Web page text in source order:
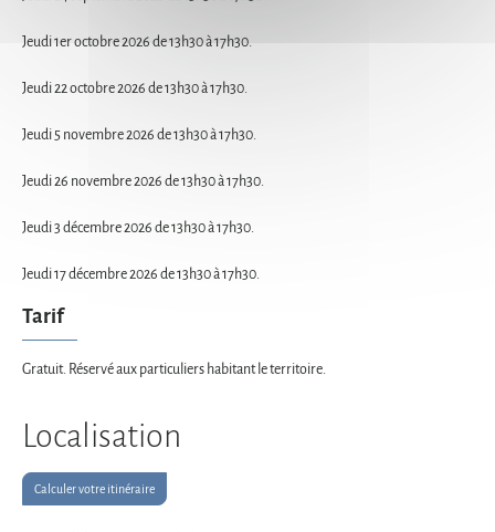
Jeudi 1er octobre 2026 de 13h30 à 17h30.
Jeudi 22 octobre 2026 de 13h30 à 17h30.
Jeudi 5 novembre 2026 de 13h30 à 17h30.
Jeudi 26 novembre 2026 de 13h30 à 17h30.
Jeudi 3 décembre 2026 de 13h30 à 17h30.
Jeudi 17 décembre 2026 de 13h30 à 17h30.
Tarif
Gratuit. Réservé aux particuliers habitant le territoire.
Localisation
Calculer votre itinéraire